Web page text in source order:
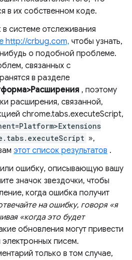
в их собственном коде.
системе отслеживания
http://crbug.com, чтобы узнать,
о подобной проблеме.
связанных с
в разделе
, поэтому
расширения, связанной,
chrome.tabs.executeScript,
»,
этот список результатов .
ошибку, описывающую вашу
значок звездочки, чтобы
когда ошибка получит
на ошибку, говоря «я
«когда это будет
обновления могут привести
электронных писем.
только в том случае,